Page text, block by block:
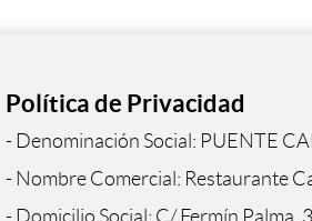
Política de Privacidad
- Denominación Social: PUENTE
- Nombre Comercial: Restaurante
- Domicilio Social: C/ Fermín Palma,